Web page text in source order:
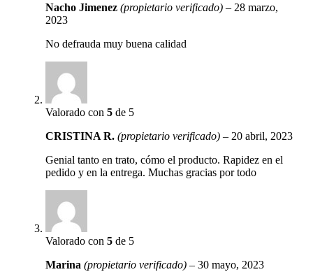
Nacho Jimenez(propietario verificado) – 28 marzo,
2023
No defrauda muy buena calidad
Valorado con5 de 5
CRISTINA R.(propietario verificado) – 20 abril, 2023
Genial tanto en trato, cómo el producto. Rapidez en el
pedido y en la entrega. Muchas gracias por todo
Valorado con5 de 5
Marina(propietario verificado) – 30 mayo, 2023